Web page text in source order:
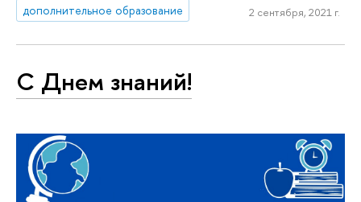
дополнительное образование
2 сентября, 2021 г.
С Днем знаний!